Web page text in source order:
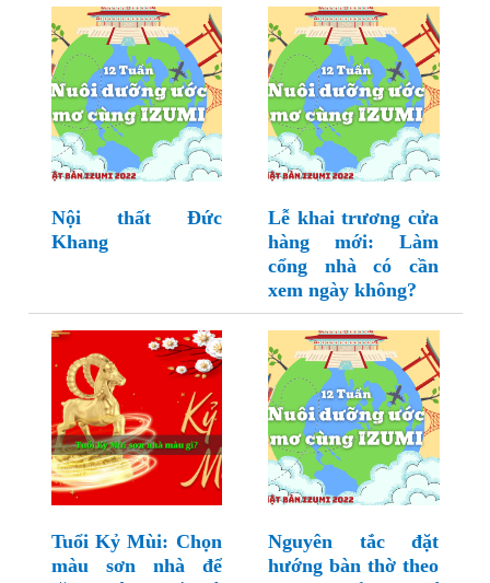
Nội thất Đức
Khang
Lễ khai trương cửa
hàng mới: Làm
cổng nhà có cần
xem ngày không?
Tuổi Kỷ Mùi: Chọn
màu sơn nhà để
Nguyên tắc đặt
hướng bàn thờ theo